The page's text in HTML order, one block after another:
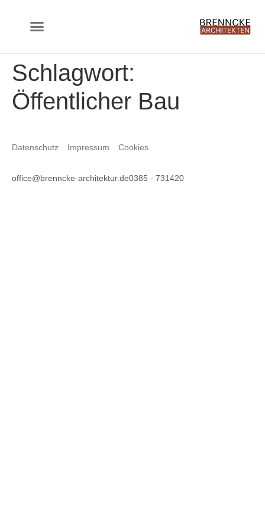
Schlagwort:
Öffentlicher Bau
Datenschutz Impressum Cookies
office@brenncke-architektur.de0385 - 731420